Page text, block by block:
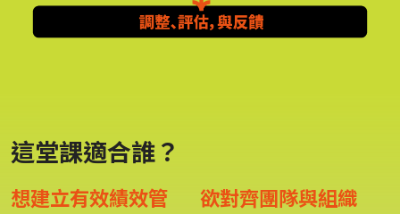
這堂課適合誰？
想建立有效績效管
欲對齊團隊與組織